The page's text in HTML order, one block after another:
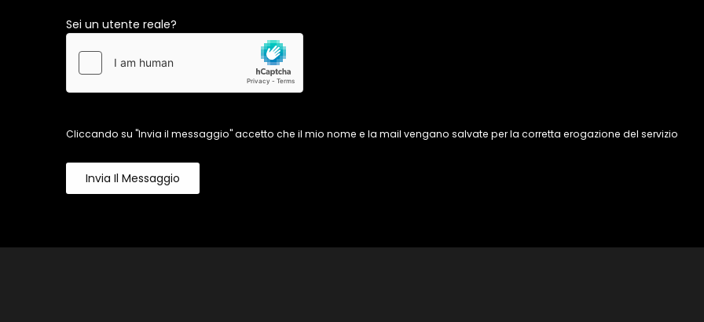
Sei un utente reale?
Cliccando su "Invia il messaggio" accetto che il mio nome e la mail vengano salvate per la corretta erogazione del servizio
Invia Il Messaggio